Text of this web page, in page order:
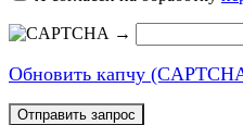
→
Обновить капчу